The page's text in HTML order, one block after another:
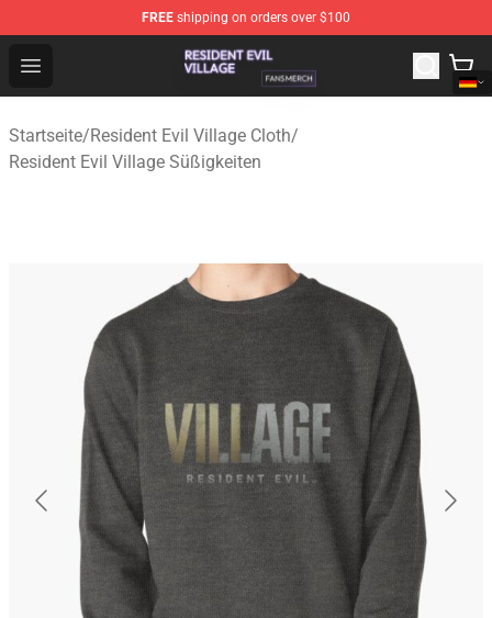
FREE shipping on orders over $100
Open menu
Resident Evil Village Shop - Official Resident Evil Village
Startseite/Resident Evil Village Cloth/
Resident Evil Village Süßigkeiten